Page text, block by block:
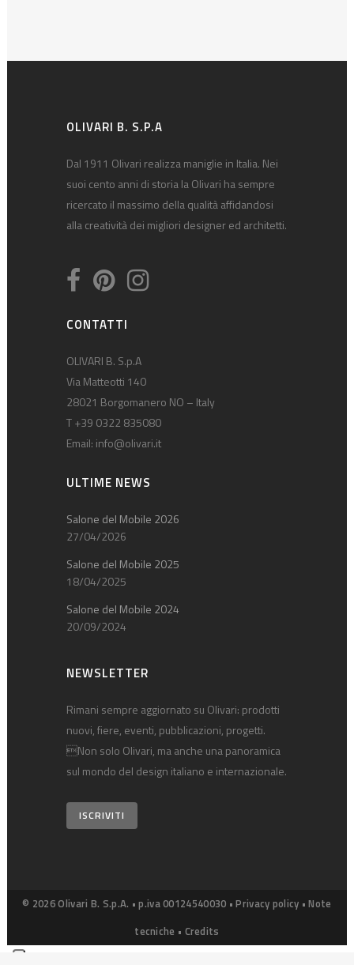
OLIVARI B. S.P.A
Dal 1911 Olivari realizza maniglie in Italia. Nei
suoi cento anni di storia la Olivari ha sempre
ricercato il massimo della qualità affidandosi
alla creatività dei migliori designer ed architetti.
CONTATTI
OLIVARI B. S.p.A
Via Matteotti 140
28021 Borgomanero NO – Italy
T +39 0322 835080
Email: info@olivari.it
ULTIME NEWS
Salone del Mobile 2026
27/04/2026
Salone del Mobile 2025
18/04/2025
Salone del Mobile 2024
20/09/2024
NEWSLETTER
Rimani sempre aggiornato su Olivari: prodotti
nuovi, fiere, eventi, pubblicazioni, progetti.
Non solo Olivari, ma anche una panoramica
sul mondo del design italiano e internazionale.
ISCRIVITI
© 2026 Olivari B. S.p.A. • p.iva 00124540030 •Privacy policy •Note
tecniche • Credits